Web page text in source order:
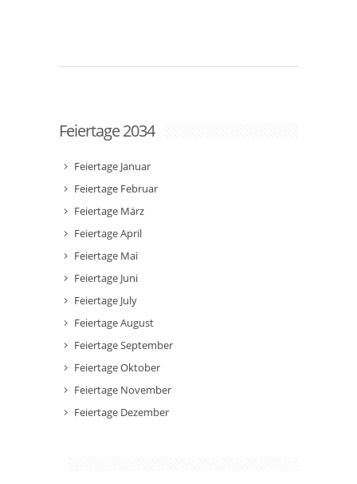
Feiertage 2034
Feiertage Januar
Feiertage Februar
Feiertage März
Feiertage April
Feiertage Mai
Feiertage Juni
Feiertage July
Feiertage August
Feiertage September
Feiertage Oktober
Feiertage November
Feiertage Dezember